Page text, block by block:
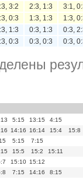
3:2 2:3, 1:3
3:1,
0:3 1:3, 1:3
1:3,
1:3 0:3, 1:3
0:3,
0:3 0:3, 0:3 0:3,
5:15 13:15
4:15
14:16 16:14 15:4
15:8
5:15
7:15
15:5 15:2
15:11
15:10 15:12
7:15 14:16 8:15